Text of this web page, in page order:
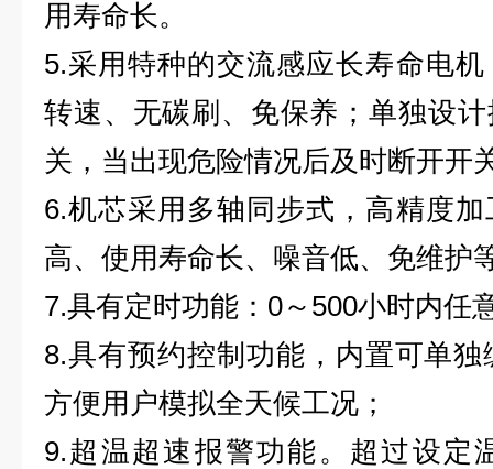
用寿命长。
5.采用特种的交流感应长寿命电
转速、无碳刷、免保养；单独设
关，当出现危险情况后及时断开开
6.机芯采用多轴同步式，高精度
高、使用寿命长、噪音低、免维护
7.具有定时功能：0～500小时内任
8.具有预约控制功能，内置可单
方便用户模拟全天候工况；
9.超温超速报警功能。超过设定